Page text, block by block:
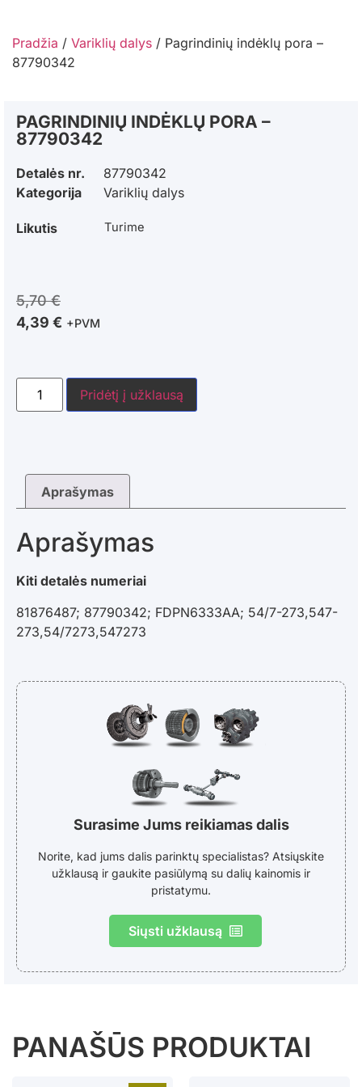
Pradžia / Variklių dalys / Pagrindinių indėklų pora –
87790342
PAGRINDINIŲ INDĖKLŲ PORA –
87790342
Detalės nr.
87790342
Kategorija
Variklių dalys
Likutis Turime
5,70€
4,39 € +PVM
Pridėtį į užklausą
Aprašymas
Aprašymas
Kiti detalės numeriai
81876487; 87790342; FDPN6333AA; 54/7-273,547-
273,54/7273,547273
Surasime Jums reikiamas dalis
Norite, kad jums dalis parinktų specialistas? Atsiųskite
užklausą ir gaukite pasiūlymą su dalių kainomis ir
pristatymu.
Siųsti užklausą
PANAŠŪS PRODUKTAI